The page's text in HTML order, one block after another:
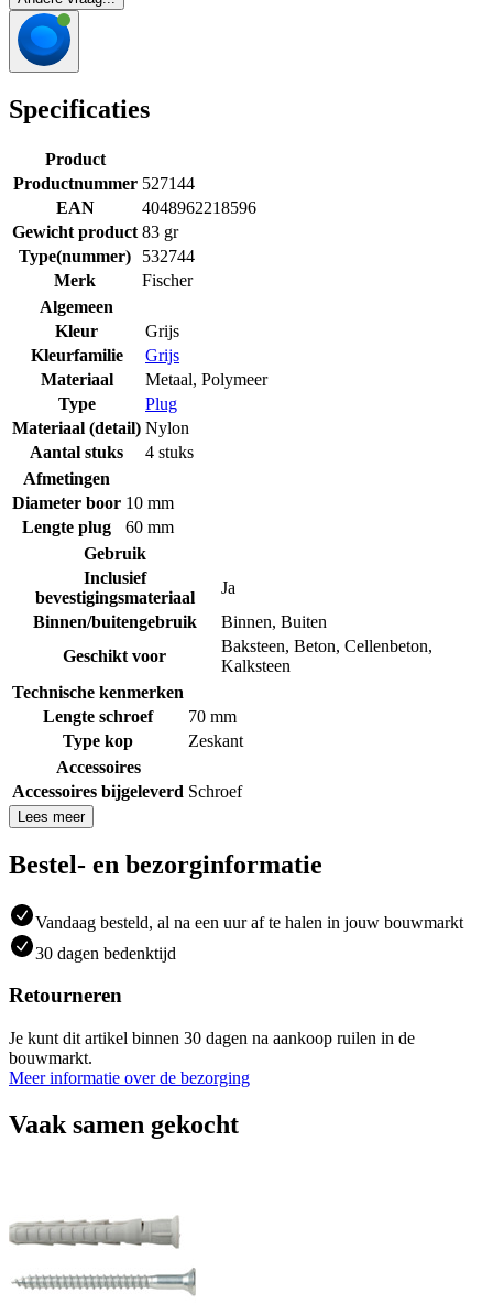
Specificaties
Product
Productnummer 527144
EAN
4048962218596
Gewicht product 83 gr
Type(nummer)
532744
Merk
Fischer
Algemeen
Kleur
Grijs
Kleurfamilie
Grijs
Materiaal
Metaal, Polymeer
Type
Plug
Materiaal (detail) Nylon
Aantal stuks
4 stuks
Afmetingen
Diameter boor 10 mm
Lengte plug
60 mm
Gebruik
Inclusief
bevestigingsmateriaal
Ja
Binnen/buitengebruik
Binnen, Buiten
Geschikt voor
Baksteen, Beton, Cellenbeton,
Kalksteen
Technische kenmerken
Lengte schroef
70 mm
Type kop
Zeskant
Accessoires
Accessoires bijgeleverd Schroef
Lees meer
Bestel- en bezorginformatie
Vandaag besteld, al na een uur af te halen in jouw bouwmarkt
30 dagen bedenktijd
Retourneren
Je kunt dit artikel binnen 30 dagen na aankoop ruilen in de
bouwmarkt.
Meer informatie over de bezorging
Vaak samen gekocht